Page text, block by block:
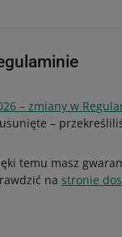
– zmiany w
–
temu masz
na stronie